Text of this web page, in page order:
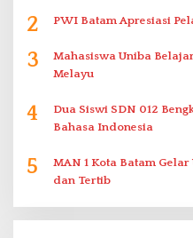
2 PWI Batam Apresiasi
3
Mahasiswa Uniba
Melayu
4
Dua Siswi SDN 012
Bahasa Indonesia
5
MAN 1 Kota Batam
dan Tertib